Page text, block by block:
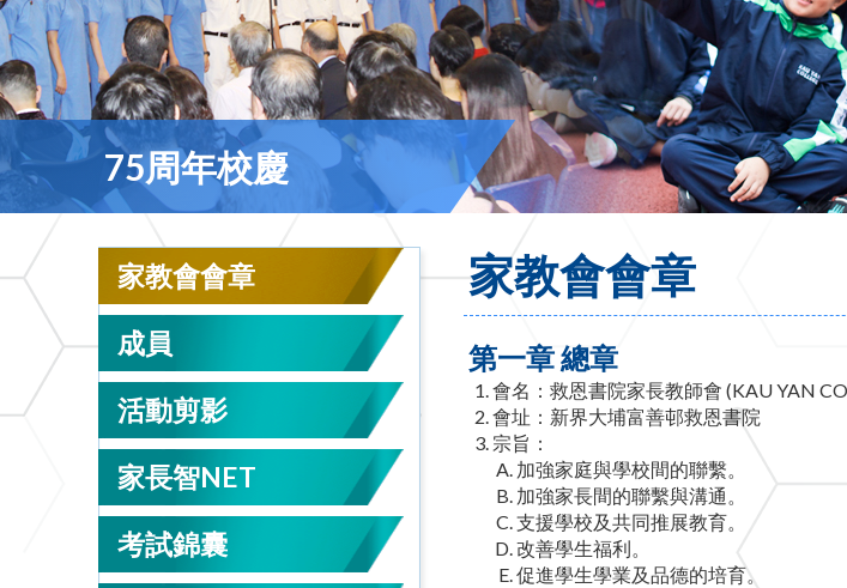
75周年校慶
家教會會章
成員
活動剪影
家長智NET
考試錦囊
家教會會章
第一章 總章
會名：救恩書院家長教師會 (KAU YAN
會址：新界大埔富善邨救恩書院
宗旨：
加強家庭與學校間的聯繫。
加強家長間的聯繫與溝通。
支援學校及共同推展教育。
改善學生福利。
促進學生學業及品德的培育。